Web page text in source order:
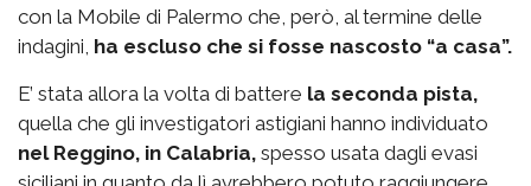
con la Mobile di Palermo che, però, al termine delle
indagini, ha escluso che si fosse nascosto “a casa”.
E’ stata allora la volta di battere la seconda pista,
quella che gli investigatori astigiani hanno individuato
nel Reggino, in Calabria, spesso usata dagli evasi